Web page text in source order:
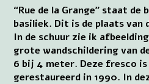
“Rue de la Grange” staat de
basiliek. Dit is de plaats van
In de schuur zie ik
grote wandschildering van
6 bij 4 meter. Deze fresco is
gerestaureerd in 1990. In